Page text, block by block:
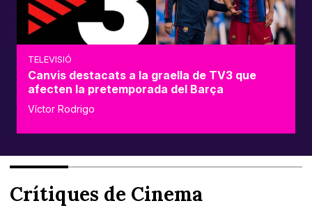
TELEVISIÓ
Canvis destacats a la graella de TV3 que
afecten la pretemporada del Barça
Víctor Rodrigo
Crítiques de Cinema